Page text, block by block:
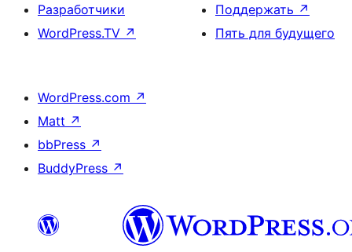
Разработчики
WordPress.TV ↗
Поддержать ↗
Пять для будущего
WordPress.com ↗
Matt ↗
bbPress ↗
BuddyPress ↗